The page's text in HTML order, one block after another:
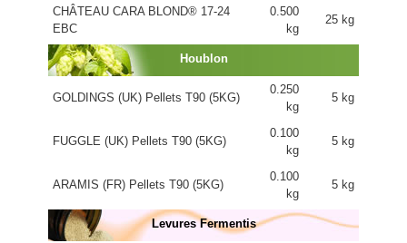
CHÂTEAU CARA BLOND® 17-24
EBC
0.500
kg
25 kg
Houblon
GOLDINGS (UK) Pellets T90 (5KG)
0.250
kg
5 kg
FUGGLE (UK) Pellets T90 (5KG)
0.100
kg
5 kg
ARAMIS (FR) Pellets T90 (5KG)
0.100
kg
5 kg
Levures Fermentis